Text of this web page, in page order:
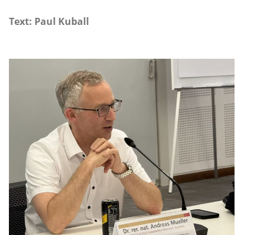
Text: Paul Kuball